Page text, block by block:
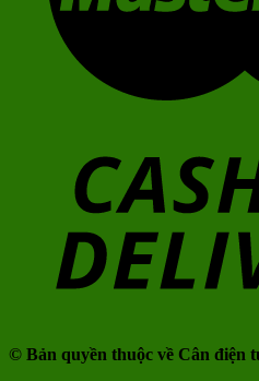
© Bản quyền thuộc về Cân